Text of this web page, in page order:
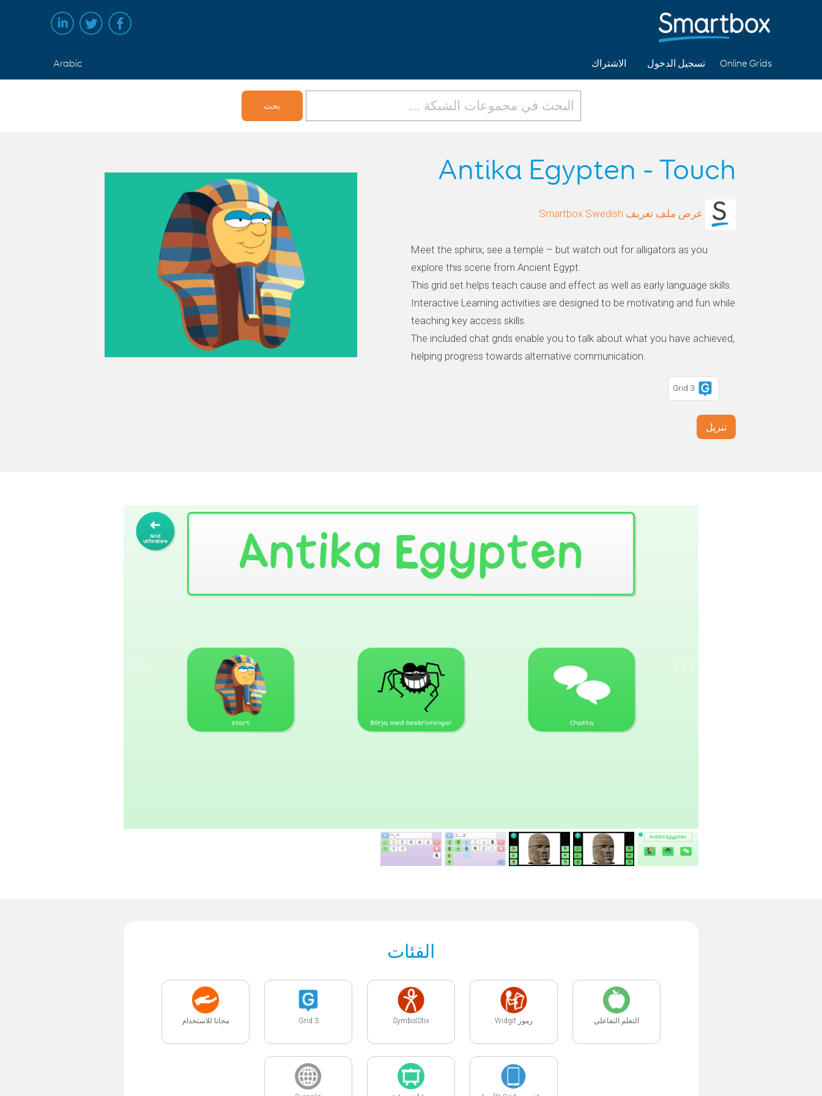
Online Grids تسجيل الدخول الاشتراك Arabic
Antika Egypten - Touch
عرض ملف تعريف Smartbox Swedish
Meet the sphinx, see a temple – but watch out for alligators as you
explore this scene from Ancient Egypt.
This grid set helps teach cause and effect as well as early language skills.
Interactive Learning activities are designed to be motivating and fun while
teaching key access skills.
The included chat grids enable you to talk about what you have achieved,
helping progress towards alternative communication.
Grid 3
تنزيل
الفئات
التعلم التفاعلي رموز Widgit SymbolStix
Grid 3 مجانا للاستخدام